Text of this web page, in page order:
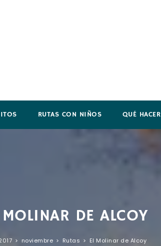
RUTAS CON NIÑOS QUÉ HACER
MOLINAR DE ALCOY
> noviembre > Rutas > El Molinar de Alcoy